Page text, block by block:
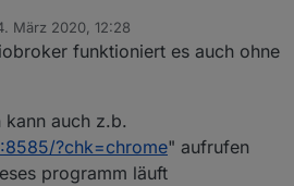
noch schnell erster test
März 2020, 12:28
von
funktioniert es auch ohne
auch z.b.
?chk=chrome" aufrufen
programm läuft